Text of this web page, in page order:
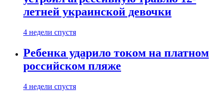
летней украинской девочки
4 недели спустя
Ребенка ударило током на платном
российском пляже
4 недели спустя